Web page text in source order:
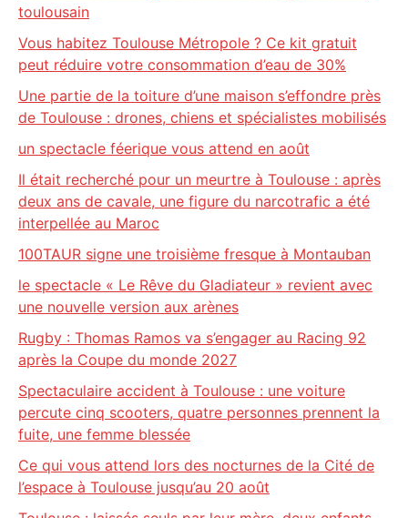
toulousain
Vous habitez Toulouse Métropole ? Ce kit gratuit
peut réduire votre consommation d’eau de 30%
Une partie de la toiture d’une maison s’effondre près
de Toulouse : drones, chiens et spécialistes mobilisés
un spectacle féerique vous attend en août
Il était recherché pour un meurtre à Toulouse : après
deux ans de cavale, une figure du narcotrafic a été
interpellée au Maroc
100TAUR signe une troisième fresque à Montauban
le spectacle « Le Rêve du Gladiateur » revient avec
une nouvelle version aux arènes
Rugby : Thomas Ramos va s’engager au Racing 92
après la Coupe du monde 2027
Spectaculaire accident à Toulouse : une voiture
percute cinq scooters, quatre personnes prennent la
fuite, une femme blessée
Ce qui vous attend lors des nocturnes de la Cité de
l’espace à Toulouse jusqu’au 20 août